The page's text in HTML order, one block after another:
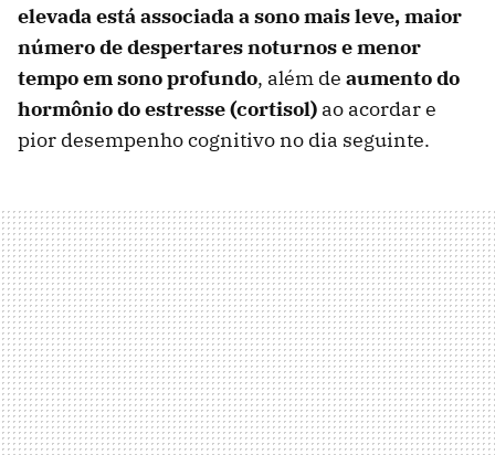
elevada está associada a sono mais leve, maior
número de despertares noturnos e menor
tempo em sono profundo, além de aumento do
hormônio do estresse (cortisol) ao acordar e
pior desempenho cognitivo no dia seguinte.